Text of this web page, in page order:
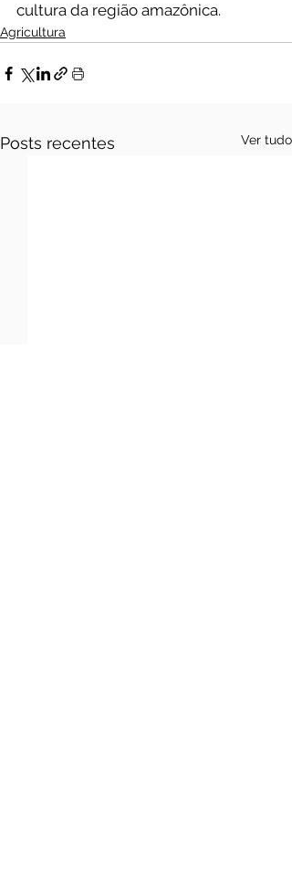
cultura da região amazônica.
Agricultura
Posts recentes Ver tudo